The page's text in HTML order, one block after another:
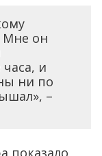
Мне он
и
ни по
–
показало,